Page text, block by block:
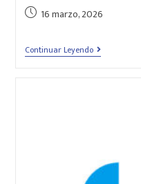
16 marzo, 2026
Continuar Leyendo